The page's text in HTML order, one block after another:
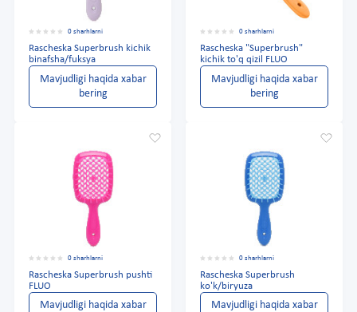
0 sharhlarni
Rascheska Superbrush kichik
binafsha/fuksya
Mavjudligi haqida xabar
bering
0 sharhlarni
Rascheska "Superbrush"
kichik to'q qizil FLUO
Mavjudligi haqida xabar
bering
0 sharhlarni
Rascheska Superbrush pushti
FLUO
Mavjudligi haqida xabar
0 sharhlarni
Rascheska Superbrush
ko'k/biryuza
Mavjudligi haqida xabar